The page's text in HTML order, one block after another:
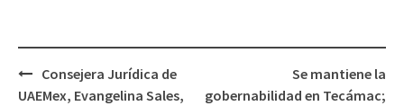
Post
navigation
Consejera Jurídica de
UAEMex, Evangelina Sales,
Se mantiene la
gobernabilidad en Tecámac;